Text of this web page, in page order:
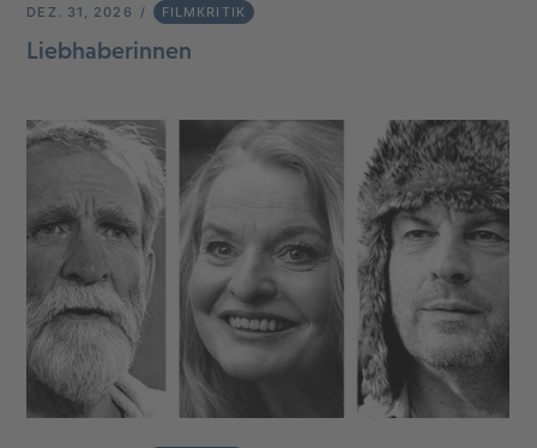
DEZ. 31, 2026 FILMKRITIK
Liebhaberinnen